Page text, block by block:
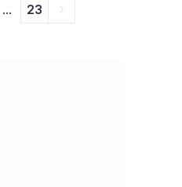
... 23